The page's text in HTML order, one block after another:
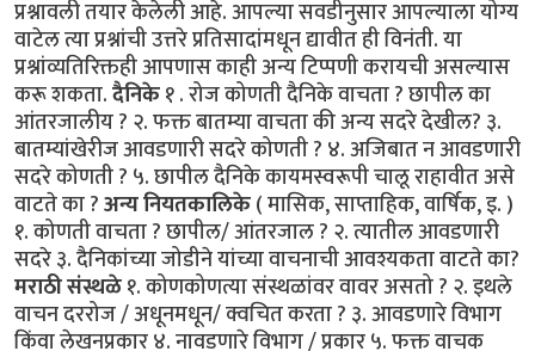
प्रश्नावली तयार केलेली आहे. आपल्या सवडीनुसार आपल्याला योग्य
वाटेल त्या प्रश्नांची उत्तरे प्रतिसादांमधून द्यावीत ही विनंती. या
प्रश्नांव्यतिरिक्तही आपणास काही अन्य टिप्पणी करायची असल्यास
करू शकता.दैनिके१ . रोज कोणती दैनिके वाचता ? छापील का
आंतरजालीय ? २. फक्त बातम्या वाचता की अन्य सदरे देखील? ३.
बातम्यांखेरीज आवडणारी सदरे कोणती ? ४. अजिबात न आवडणारी
सदरे कोणती ? ५. छापील दैनिके कायमस्वरूपी चालू राहावीत असे
वाटते का ?अन्य नियतकालिके( मासिक, साप्ताहिक, वार्षिक, इ. )
१. कोणती वाचता ? छापील/ आंतरजाल ? २. त्यातील आवडणारी
सदरे ३. दैनिकांच्या जोडीने यांच्या वाचनाची आवश्यकता वाटते का?
मराठी संस्थळे१. कोणकोणत्या संस्थळांवर वावर असतो ? २. इथले
वाचन दररोज / अधूनमधून/ क्वचित करता ? ३. आवडणारे विभाग
किंवा लेखनप्रकार ४. नावडणारे विभाग / प्रकार ५. फक्त वाचक